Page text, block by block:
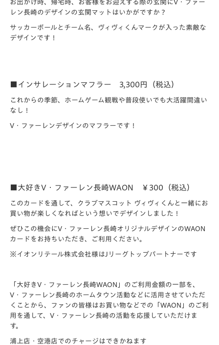
お出かけ時、帰宅時、お客様をお迎えする際の玄関にV・ファー
レン長崎のデザインの玄関マットはいかがですか？
サッカーボールとチーム名、ヴィヴィくんマークが入った素敵な
デザインです！
■インサレーションマフラー 3,300円（税込）
これからの季節、ホームゲーム観戦や普段使いでも大活躍間違い
なし！
V・ファーレンデザインのマフラーです！
■大好きV・ファーレン長崎WAON ￥300（税込）
このカードを通して、クラブマスコット ヴィヴィくんと一緒にお
買い物が楽しくなればという想いでデザインしました！
ぜひこの機会にV・ファーレン長崎オリジナルデザインのWAON
カードをお持ちいただき、ご利用ください。
※イオンリテール株式会社様はJリーグトップパートナーです
「大好きV・ファーレン長崎WAON」のご利用金額の一部を、
V・ファーレン長崎のホームタウン活動などに活用させていただ
くことから、ファンの皆様はお買い物などでの「WAON」のご利
用を通して、V・ファーレン長崎の活動を応援していただけま
す。
浦上店・空港店でのチャージはできかねます